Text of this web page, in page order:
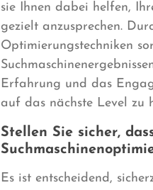
sie Ihnen dabei helfen,
gezielt anzusprechen.
Optimierungstechniken
Erfahrung und das
auf das nächste Level zu
Stellen Sie sicher,
Es ist entscheidend,